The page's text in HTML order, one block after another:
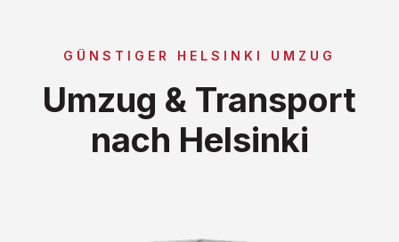
GÜNSTIGER HELSINKI UMZUG
Umzug & Transport
nach Helsinki